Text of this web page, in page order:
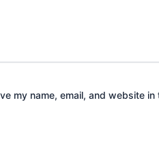
my name, email, and website